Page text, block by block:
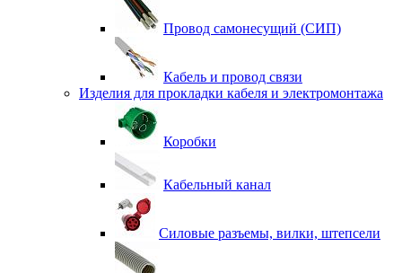
Провод самонесущий (СИП)
Кабель и провод связи
Изделия для прокладки кабеля и электромонтажа
Коробки
Кабельный канал
Силовые разъемы, вилки, штепсели